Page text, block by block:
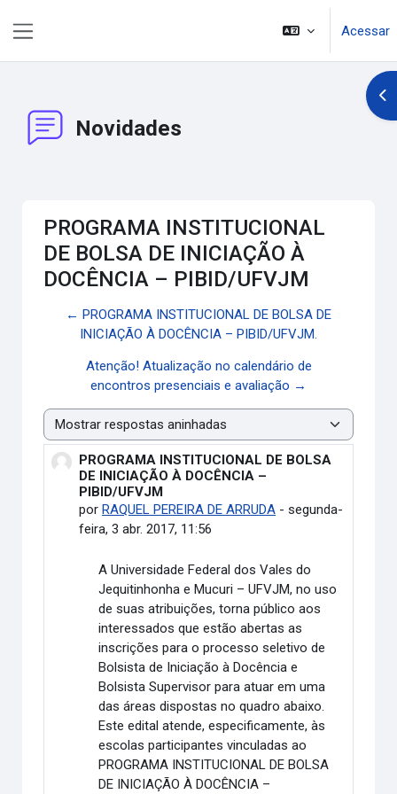
Acessar
Novidades
PROGRAMA INSTITUCIONAL
DE BOLSA DE INICIAÇÃO À
DOCÊNCIA – PIBID/UFVJM
← PROGRAMA INSTITUCIONAL DE BOLSA DE
INICIAÇÃO À DOCÊNCIA – PIBID/UFVJM.
Atenção! Atualização no calendário de
encontros presenciais e avaliação →
Modo de visualização
PROGRAMA INSTITUCIONAL DE BOLSA
DE INICIAÇÃO À DOCÊNCIA –
PIBID/UFVJM
por RAQUEL PEREIRA DE ARRUDA - segunda-
feira, 3 abr. 2017, 11:56
Número de respostas: 0
A Universidade Federal dos Vales do
Jequitinhonha e Mucuri – UFVJM, no uso
de suas atribuições, torna público aos
interessados que estão abertas as
inscrições para o processo seletivo de
Bolsista de Iniciação à Docência e
Bolsista Supervisor para atuar em uma
das áreas dispostas no quadro abaixo.
Este edital atende, especificamente, às
escolas participantes vinculadas ao
PROGRAMA INSTITUCIONAL DE BOLSA
DE INICIAÇÃO À DOCÊNCIA –